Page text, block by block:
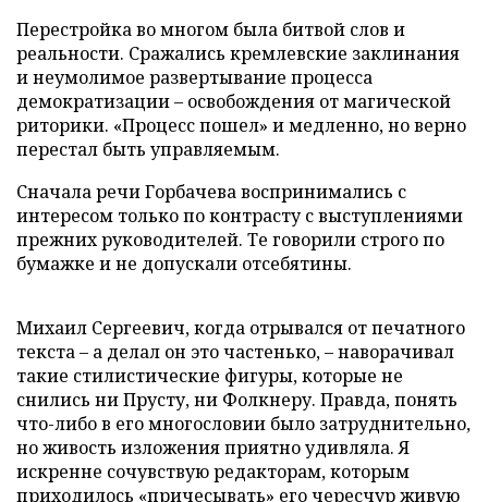
Перестройка во многом была битвой слов и
реальности. Сражались кремлевские заклинания
и неумолимое развертывание процесса
демократизации – освобождения от магической
риторики. «Процесс пошел» и медленно, но верно
перестал быть управляемым.
Сначала речи Горбачева воспринимались с
интересом только по контрасту с выступлениями
прежних руководителей. Те говорили строго по
бумажке и не допускали отсебятины.
Михаил Сергеевич, когда отрывался от печатного
текста – а делал он это частенько, – наворачивал
такие стилистические фигуры, которые не
снились ни Прусту, ни Фолкнеру. Правда, понять
что-либо в его многословии было затруднительно,
но живость изложения приятно удивляла. Я
искренне сочувствую редакторам, которым
приходилось «причесывать» его чересчур живую